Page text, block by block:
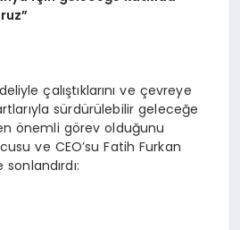
çalıştıklarını ve çevreye
sürdürülebilir geleceğe
önemli görev olduğunu
ve CEO’su Fatih Furkan